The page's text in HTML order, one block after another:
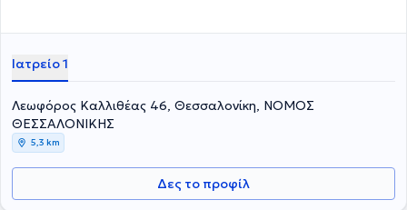
Ιατρείο 1
Λεωφόρος Καλλιθέας 46, Θεσσαλονίκη, ΝΟΜΟΣ
ΘΕΣΣΑΛΟΝΙΚΗΣ
5,3 km
Δες το προφίλ